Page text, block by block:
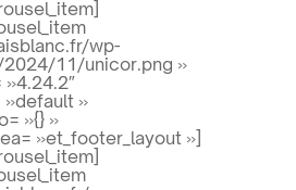
wp-
11/unicor.png »
»4.24.2″
»default »
»{} »
»et_footer_layout »]